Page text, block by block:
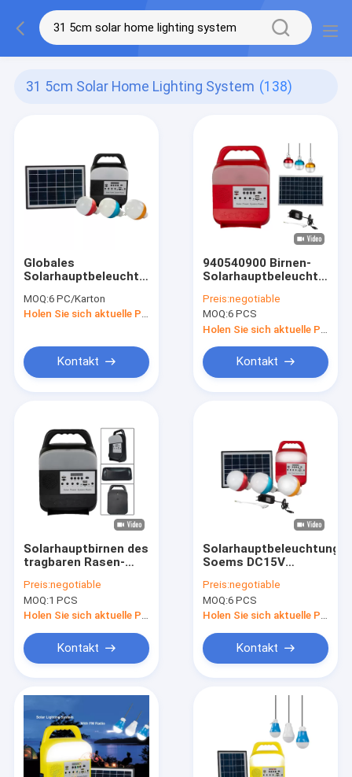
31 5cm Solar Home Lighting System (138)
Globales
Solarhauptbeleuchtungssystem
8000mah mit Radio
FM MP3
MOQ:6 PC/Karton
Holen Sie sich aktuelle Preis
Kontakt
940540900 Birnen-
Radio
Preis:negotiable
MOQ:6 PCS
Kontakt
Solarhauptbirnen des
tragbaren Rasen-
beleuchtungssystem-
des Reinweiß-LED
Preis:negotiable
MOQ:1 PCS
Kontakt
Soems DC15V
Radio
Preis:negotiable
MOQ:6 PCS
Kontakt